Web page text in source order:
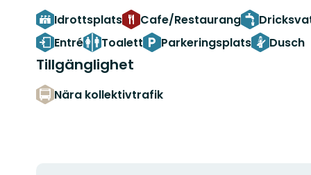
Idrottsplats Cafe/Restaurang
Entré
Toalett Parkeringsplats Dusch
Tillgänglighet
Nära kollektivtrafik